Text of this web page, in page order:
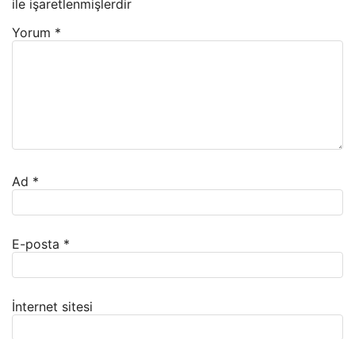
ile işaretlenmişlerdir
Yorum *
Ad *
E-posta *
İnternet sitesi